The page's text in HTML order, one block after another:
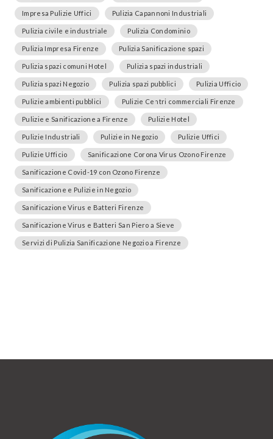
Impresa Pulizie Uffici Pulizia Capannoni Industriali
Pulizia civile e industriale Pulizia Condominio
Pulizia Impresa Firenze Pulizia Sanificazione spazi
Pulizia spazi comuni Hotel Pulizia spazi industriali
Pulizia spazi Negozio Pulizia spazi pubblici Pulizia Ufficio
Pulizie ambienti pubblici Pulizie Centri commerciali Firenze
Pulizie e Sanificazione a Firenze Pulizie Hotel
Pulizie Industriali Pulizie in Negozio Pulizie Uffici
Pulizie Ufficio Sanificazione Corona Virus Ozono Firenze
Sanificazione Covid-19 con Ozono Firenze
Sanificazione e Pulizie in Negozio
Sanificazione Virus e Batteri Firenze
Sanificazione Virus e Batteri San Piero a Sieve
Servizi di Pulizia Sanificazione Negozio a Firenze